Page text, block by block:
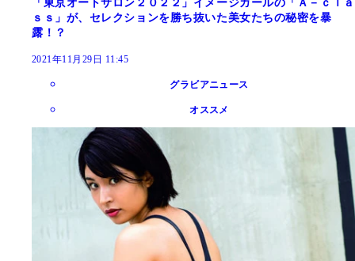
「東京オートサロン２０２２」イメージガールの「Ａ－ｃｌａ
ｓｓ」が、セレクションを勝ち抜いた美女たちの秘密を暴
露！？
2021年11月29日 11:45
グラビアニュース
オススメ